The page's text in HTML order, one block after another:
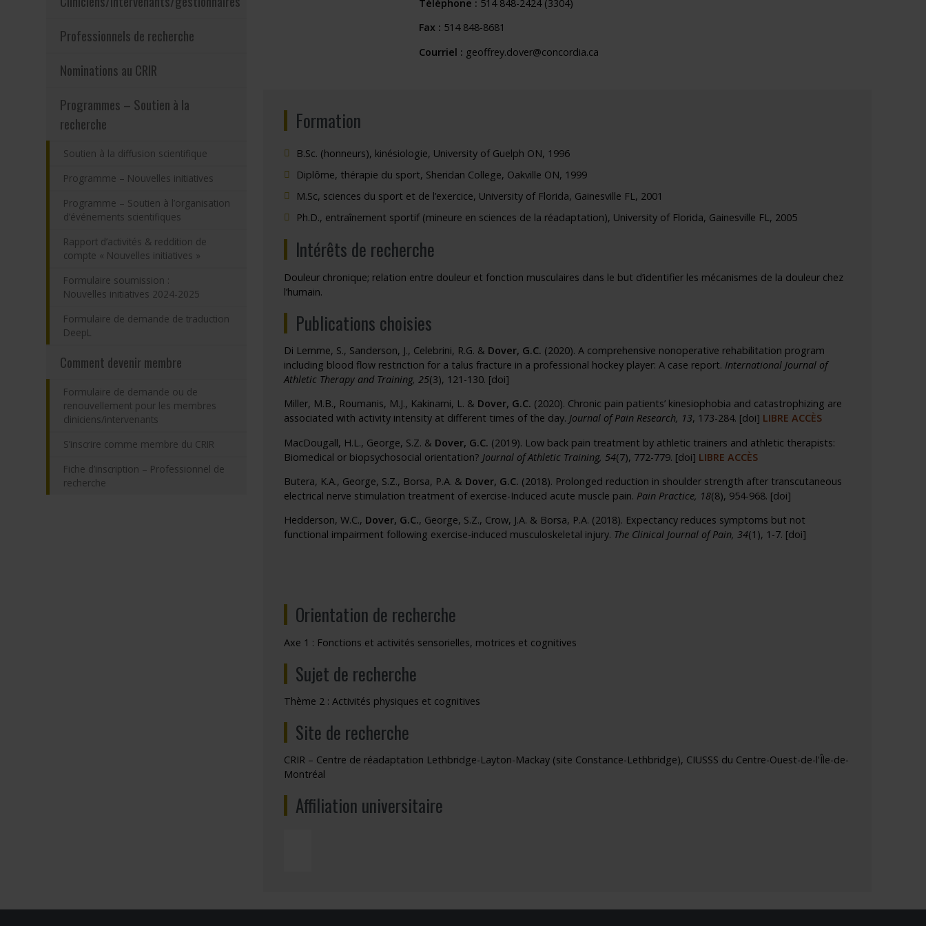
Résultats – Programmes : Soutien financier
Faire un stage de recherche
Étudiants internationaux
Publications en libre accès
Réaliser une affiche scientifique
Archives
Professionnels de recherche
Nominations au CRIR
Programmes – Soutien à la
recherche
Soutien à la diffusion scientifique
Programme – Nouvelles initiatives
Programme – Soutien à l’organisation
d’événements scientifiques
Rapport d’activités & reddition de
compte « Nouvelles initiatives »
Formulaire soumission :
Nouvelles initiatives 2024-2025
Formulaire de demande de traduction
DeepL
Comment devenir membre
Formulaire de demande ou de
renouvellement pour les membres
cliniciens/intervenants
S’inscrire comme membre du CRIR
Fiche d’inscription – Professionnel de
recherche
Téléphone : 514 848-2424 (3304)
Fax : 514 848-8681
Courriel : geoffrey.dover@concordia.ca
Formation
B.Sc. (honneurs), kinésiologie, University of Guelph ON, 1996
Diplôme, thérapie du sport, Sheridan College, Oakville ON, 1999
M.Sc, sciences du sport et de l’exercice, University of Florida, Gainesville FL, 2001
Ph.D., entraînement sportif (mineure en sciences de la réadaptation), University of Florida, Gainesville FL, 2005
Intérêts de recherche
Douleur chronique; relation entre douleur et fonction musculaires dans le but d’identifier les mécanismes de la douleur chez
l’humain.
Publications choisies
Di Lemme, S., Sanderson, J., Celebrini, R.G. & Dover, G.C. (2020). A comprehensive nonoperative rehabilitation program
including blood flow restriction for a talus fracture in a professional hockey player: A case report. International Journal of
Athletic Therapy and Training, 25(3), 121-130. [doi]
Miller, M.B., Roumanis, M.J., Kakinami, L. & Dover, G.C. (2020). Chronic pain patients’ kinesiophobia and catastrophizing are
associated with activity intensity at different times of the day. Journal of Pain Research, 13, 173-284. [doi] LIBRE ACCÈS
MacDougall, H.L., George, S.Z. & Dover, G.C. (2019). Low back pain treatment by athletic trainers and athletic therapists:
Biomedical or biopsychosocial orientation? Journal of Athletic Training, 54(7), 772-779. [doi] LIBRE ACCÈS
Butera, K.A., George, S.Z., Borsa, P.A. & Dover, G.C. (2018). Prolonged reduction in shoulder strength after transcutaneous
electrical nerve stimulation treatment of exercise-Induced acute muscle pain. Pain Practice, 18(8), 954-968. [doi]
Hedderson, W.C., Dover, G.C., George, S.Z., Crow, J.A. & Borsa, P.A. (2018). Expectancy reduces symptoms but not
functional impairment following exercise-induced musculoskeletal injury. The Clinical Journal of Pain, 34(1), 1-7. [doi]
Orientation de recherche
Axe 1 : Fonctions et activités sensorielles, motrices et cognitives
Sujet de recherche
Thème 2 : Activités physiques et cognitives
Site de recherche
CRIR – Centre de réadaptation Lethbridge-Layton-Mackay (site Constance-Lethbridge), CIUSSS du Centre-Ouest-de-l'Île-de-
Montréal
Affiliation universitaire